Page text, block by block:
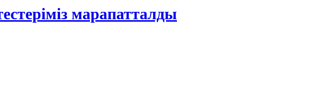
марапатталды